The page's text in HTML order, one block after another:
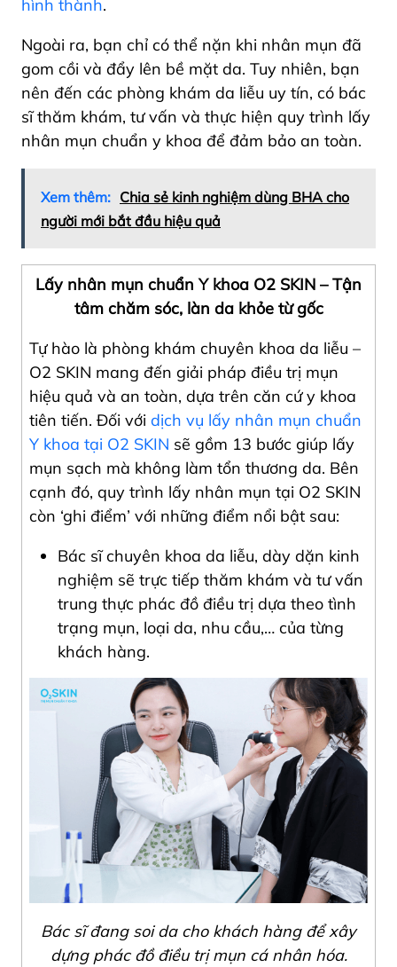
hình thành.
Ngoài ra, bạn chỉ có thể nặn khi nhân mụn đã
gom cồi và đẩy lên bề mặt da. Tuy nhiên, bạn
nên đến các phòng khám da liễu uy tín, có bác
sĩ thăm khám, tư vấn và thực hiện quy trình lấy
nhân mụn chuẩn y khoa để đảm bảo an toàn.
Xem thêm: Chia sẻ kinh nghiệm dùng BHA cho
người mới bắt đầu hiệu quả
Lấy nhân mụn chuẩn Y khoa O2 SKIN – Tận
tâm chăm sóc, làn da khỏe từ gốc
Tự hào là phòng khám chuyên khoa da liễu –
O2 SKIN mang đến giải pháp điều trị mụn
hiệu quả và an toàn, dựa trên căn cứ y khoa
tiên tiến. Đối với dịch vụ lấy nhân mụn chuẩn
Y khoa tại O2 SKIN sẽ gồm 13 bước giúp lấy
mụn sạch mà không làm tổn thương da. Bên
cạnh đó, quy trình lấy nhân mụn tại O2 SKIN
còn ‘ghi điểm’ với những điểm nổi bật sau:
Bác sĩ chuyên khoa da liễu, dày dặn kinh
nghiệm sẽ trực tiếp thăm khám và tư vấn
trung thực phác đồ điều trị dựa theo tình
trạng mụn, loại da, nhu cầu,… của từng
khách hàng.
Bác sĩ đang soi da cho khách hàng để xây
dựng phác đồ điều trị mụn cá nhân hóa.